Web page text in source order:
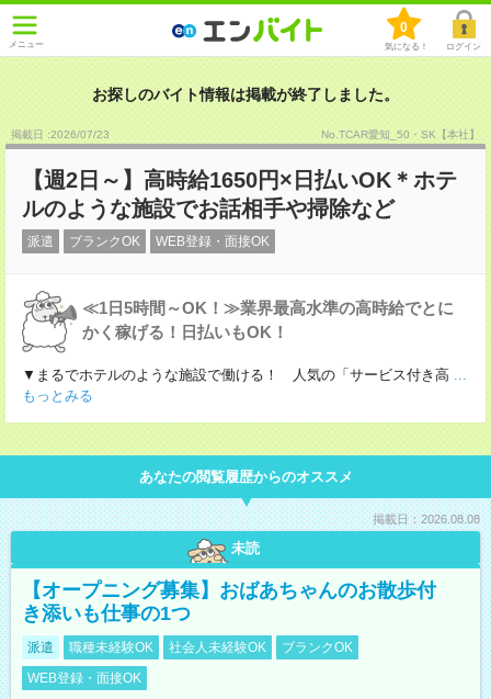
メニュー
0
気になる！ ログイン
お探しのバイト情報は掲載が終了しました。
掲載日 :2026/07/23 No.TCAR愛知_50・SK【本社】
【週2日～】高時給1650円×日払いOK＊ホテ
ルのような施設でお話相手や掃除など
派遣 ブランクOK WEB登録・面接OK
≪1日5時間～OK！≫業界最高水準の高時給でとに
かく稼げる！日払いもOK！
▼まるでホテルのような施設で働ける！ 人気の「サービス付き高 ...
もっとみる
あなたの閲覧履歴からのオススメ
掲載日：2026.08.08
未読
【オープニング募集】おばあちゃんのお散歩付
き添いも仕事の1つ
派遣 職種未経験OK 社会人未経験OK
ブランクOK
WEB登録・面接OK